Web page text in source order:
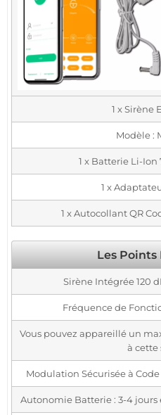
1 x Sirène
Modèle :
1 x Batterie Li-Ion
1 x
1 x Autocollant QR
Les Points
Sirène Intégrée 120
Fréquence de
Vous pouvez appareillé un
à cette
Modulation Sécurisée à
Autonomie Batterie : 3-4 jours